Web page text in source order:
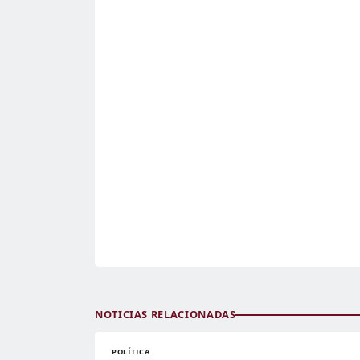
NOTICIAS RELACIONADAS
POLÍTICA